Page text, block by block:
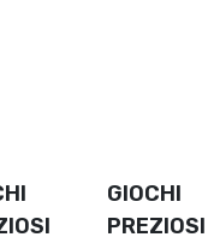
GIOCHI
PREZIOSI